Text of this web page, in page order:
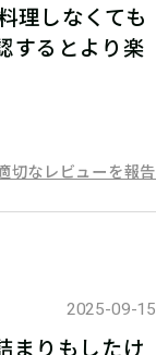
理しなくても
するとより楽
切なレビューを報告
2025-09-15
まりもしたけ